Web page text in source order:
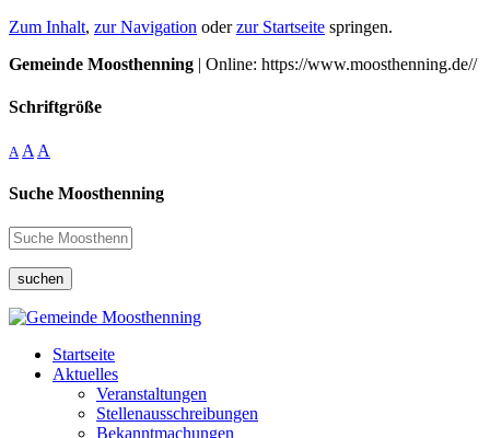
Zum Inhalt, zur Navigation oderzur Startseite springen.
Gemeinde Moosthenning | Online: https://www.moosthenning.de//
Schriftgröße
A A A
Suche Moosthenning
suchen
Startseite
Aktuelles
Veranstaltungen
Stellenausschreibungen
Bekanntmachungen